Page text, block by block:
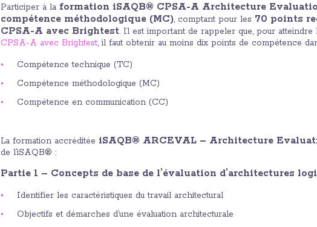
Participer à la formation iSAQB® CPSA-A Architecture
compétence méthodologique (MC), comptant pour les 70 points
CPSA-A avec Brightest. Il est important de rappeler que, pour
CPSA-A avec Brightest, il faut obtenir au moins dix points de compétence
Compétence technique (TC)
Compétence méthodologique (MC)
Compétence en communication (CC)
La formation accréditée iSAQB® ARCEVAL – Architecture
de l’iSAQB® :
Partie 1 – Concepts de base de l’évaluation d’architectures
Identifier les caractéristiques du travail architectural
Objectifs et démarches d’une évaluation architecturale